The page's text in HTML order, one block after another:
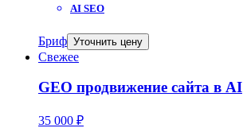
AI SEO
Бриф Уточнить цену
Свежее
GEO продвижение сайта в AI
35 000 ₽